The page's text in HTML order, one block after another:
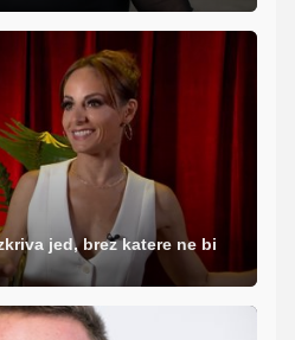
jed, brez katere ne bi